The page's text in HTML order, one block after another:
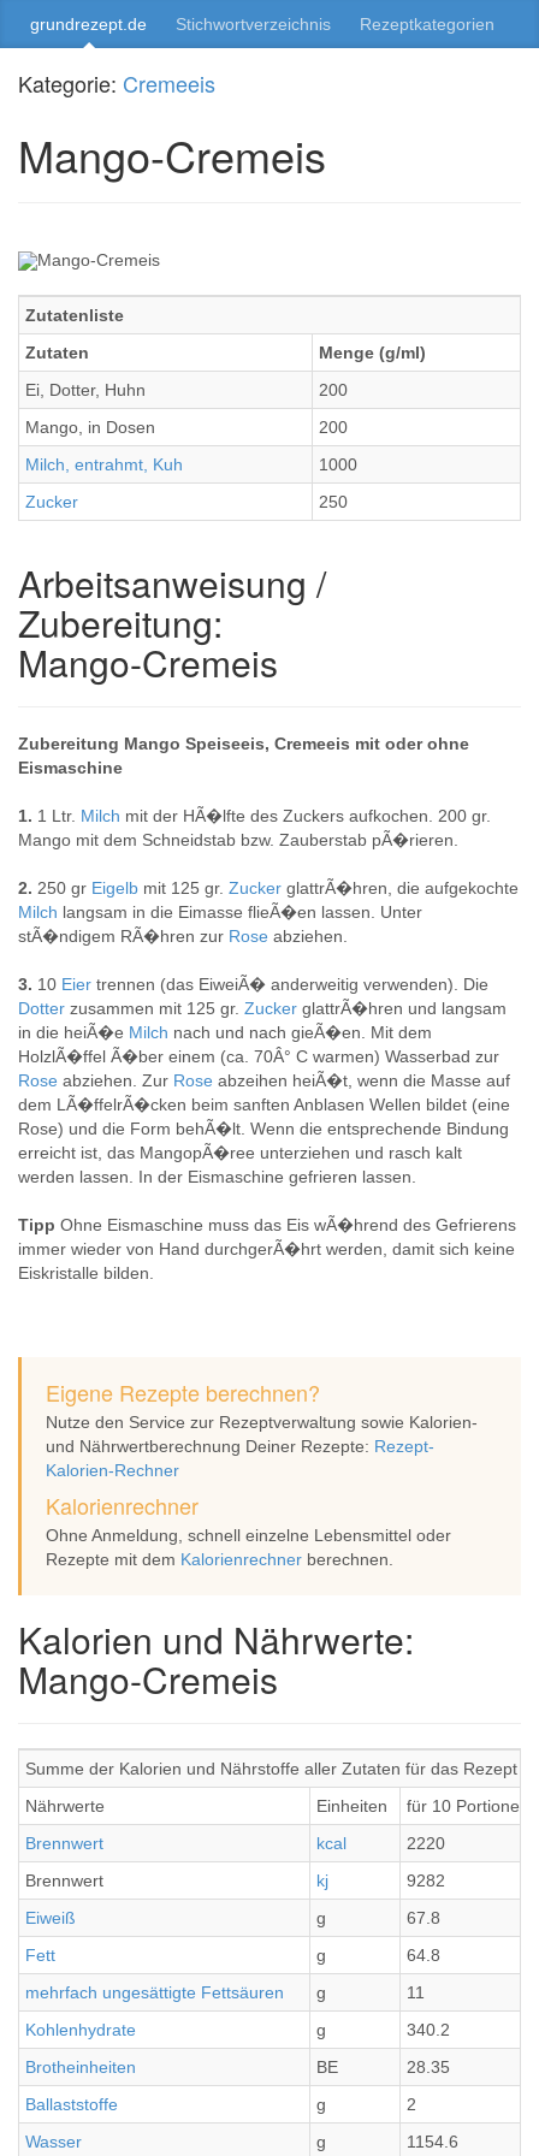
grundrezept.de Stichwortverzeichnis Rezeptkategorien
Kategorie: Cremeeis
Mango-Cremeis
Zutatenliste
Zutaten
Menge (g/ml)
Ei, Dotter, Huhn
200
Mango, in Dosen
200
Milch, entrahmt, Kuh
1000
Zucker
250
Arbeitsanweisung /
Zubereitung:
Mango-Cremeis
Zubereitung Mango Speiseeis, Cremeeis mit oder ohne
Eismaschine
1. 1 Ltr. Milch mit der HÃ�lfte des Zuckers aufkochen. 200 gr.
Mango mit dem Schneidstab bzw. Zauberstab pÃ�rieren.
2. 250 gr Eigelb mit 125 gr. Zucker glattrÃ�hren, die aufgekochte
Milch langsam in die Eimasse flieÃ�en lassen. Unter
stÃ�ndigem RÃ�hren zur Rose abziehen.
3. 10 Eier trennen (das EiweiÃ� anderweitig verwenden). Die
Dotter zusammen mit 125 gr. Zucker glattrÃ�hren und langsam
in die heiÃ�e Milch nach und nach gieÃ�en. Mit dem
HolzlÃ�ffel Ã�ber einem (ca. 70Â° C warmen) Wasserbad zur
Rose abziehen. Zur Rose abzeihen heiÃ�t, wenn die Masse auf
dem LÃ�ffelrÃ�cken beim sanften Anblasen Wellen bildet (eine
Rose) und die Form behÃ�lt. Wenn die entsprechende Bindung
erreicht ist, das MangopÃ�ree unterziehen und rasch kalt
werden lassen. In der Eismaschine gefrieren lassen.
Tipp Ohne Eismaschine muss das Eis wÃ�hrend des Gefrierens
immer wieder von Hand durchgerÃ�hrt werden, damit sich keine
Eiskristalle bilden.
Eigene Rezepte berechnen?
Nutze den Service zur Rezeptverwaltung sowie Kalorien-
und Nährwertberechnung Deiner Rezepte: Rezept-
Kalorien-Rechner
Kalorienrechner
Ohne Anmeldung, schnell einzelne Lebensmittel oder
Rezepte mit dem Kalorienrechner berechnen.
Kalorien und Nährwerte:
Mango-Cremeis
Summe der Kalorien und Nährstoffe aller Zutaten für das Rezept
Nährwerte
Einheiten
für 10 Portionen
Brennwert
kcal
2220
Brennwert
kj
9282
Eiweiß
g
67.8
Fett
g
64.8
mehrfach ungesättigte Fettsäuren
g
11
Kohlenhydrate
g
340.2
Brotheinheiten
BE
28.35
Ballaststoffe
g
2
Wasser
g 1154.6